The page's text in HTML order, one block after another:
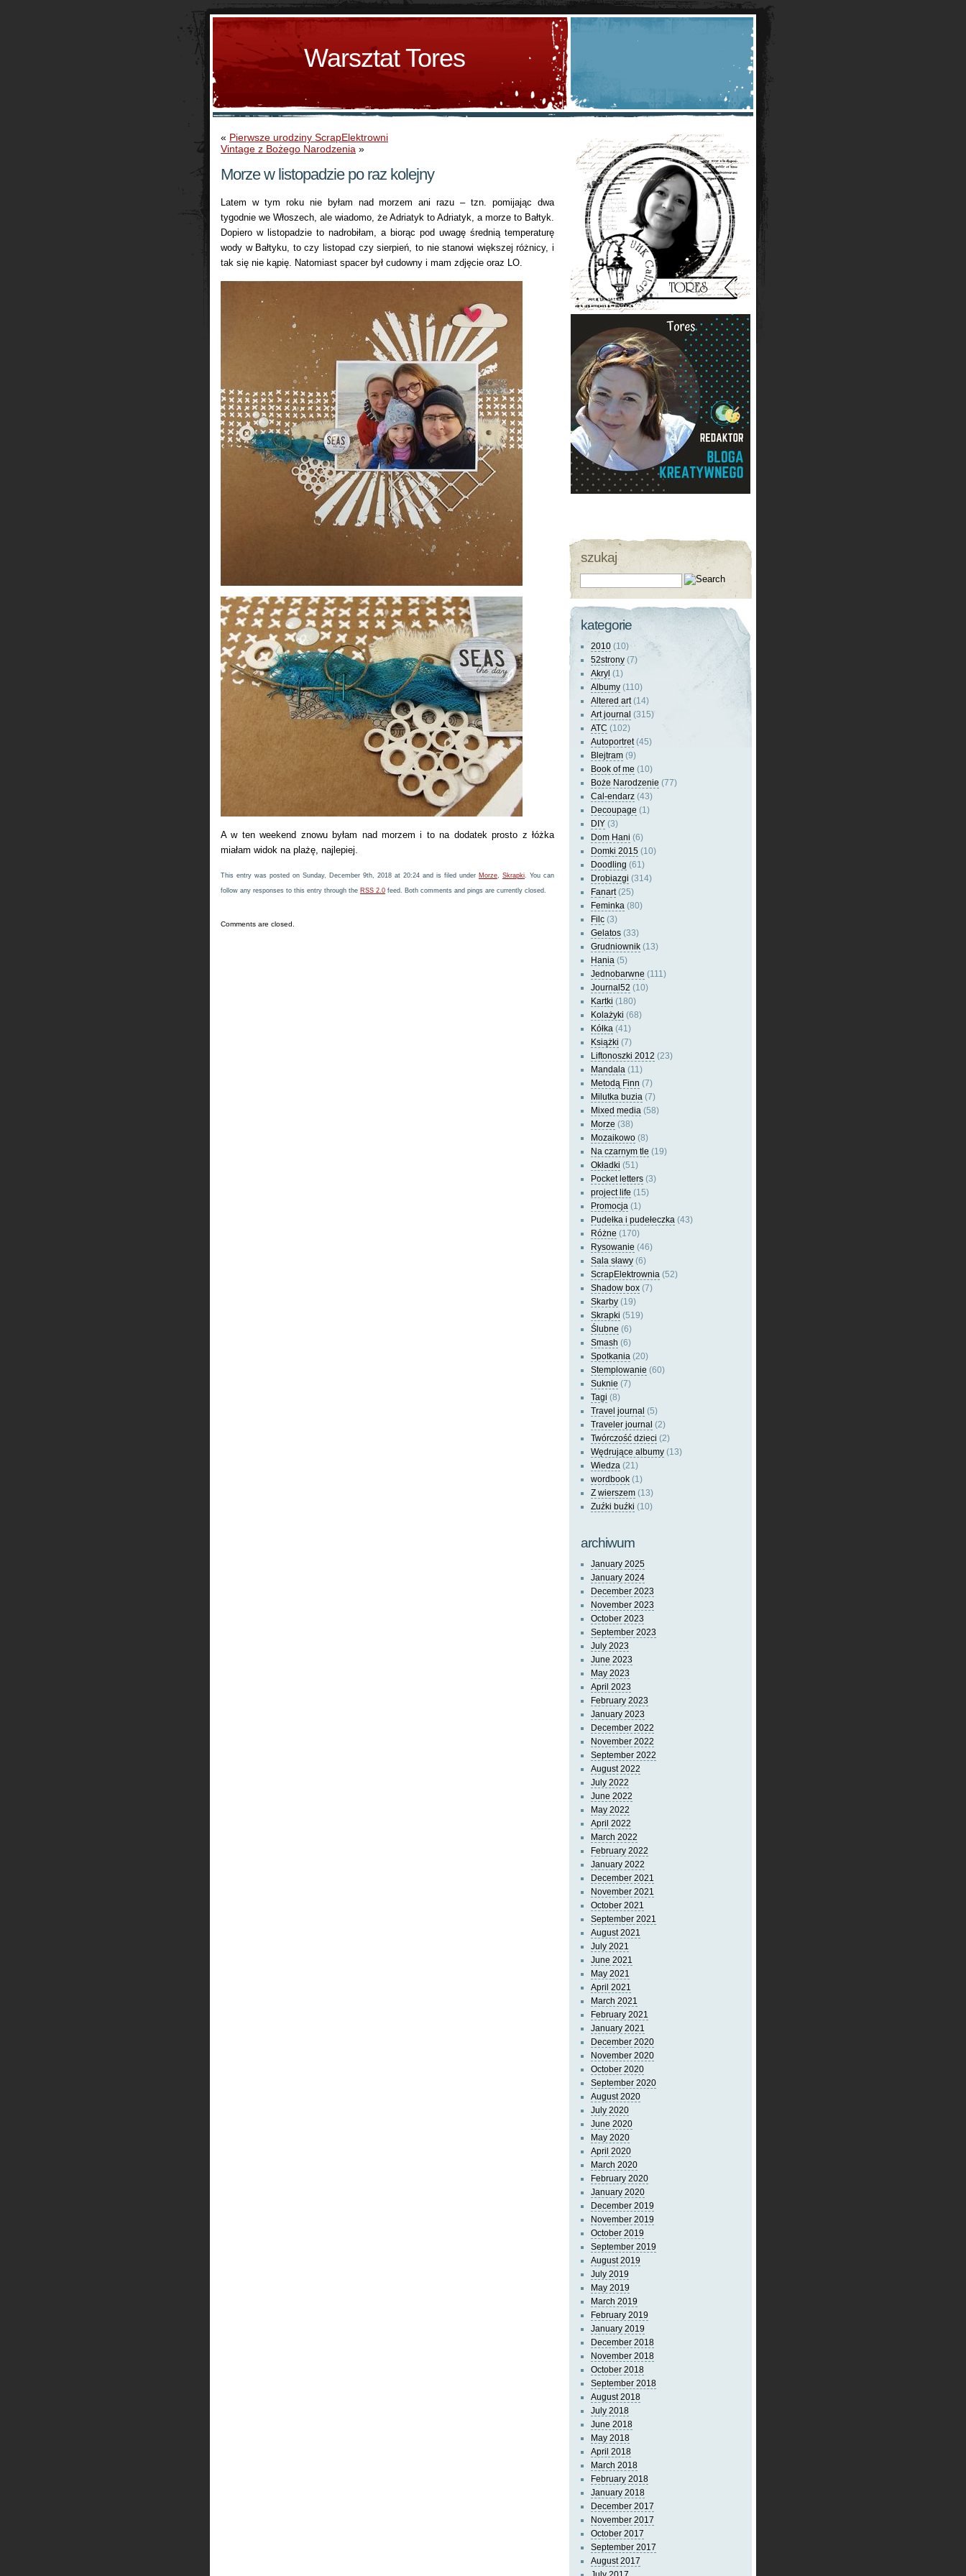
Warsztat Tores
« Pierwsze urodziny ScrapElektrowni
Vintage z Bożego Narodzenia »
Morze w listopadzie po raz kolejny
Latem w tym roku nie byłam nad morzem ani razu – tzn. pomijając dwa
tygodnie we Włoszech, ale wiadomo, że Adriatyk to Adriatyk, a morze to Bałtyk.
Dopiero w listopadzie to nadrobiłam, a biorąc pod uwagę średnią temperaturę
wody w Bałtyku, to czy listopad czy sierpień, to nie stanowi większej różnicy, i
tak się nie kąpię. Natomiast spacer był cudowny i mam zdjęcie oraz LO.
A w ten weekend znowu byłam nad morzem i to na dodatek prosto z łóżka
miałam widok na plażę, najlepiej.
This entry was posted on Sunday, December 9th, 2018 at 20:24 and is filed under Morze, Skrapki. You can
follow any responses to this entry through the RSS 2.0 feed. Both comments and pings are currently closed.
Comments are closed.
szukaj
kategorie
2010 (10)
52strony (7)
Akryl (1)
Albumy (110)
Altered art(14)
Art journal (315)
ATC (102)
Autoportret(45)
Blejtram (9)
Book of me (10)
Boże Narodzenie (77)
Cal-endarz (43)
Decoupage (1)
DIY (3)
Dom Hani (6)
Domki 2015 (10)
Doodling (61)
Drobiazgi (314)
Fanart(25)
Feminka (80)
Filc (3)
Gelatos (33)
Grudniownik (13)
Hania (5)
Jednobarwne (111)
Journal52 (10)
Kartki (180)
Kolażyki (68)
Kółka (41)
Książki (7)
Liftonoszki 2012 (23)
Mandala (11)
Metodą Finn (7)
Milutka buzia (7)
Mixed media (58)
Morze (38)
Mozaikowo (8)
Na czarnym tle (19)
Okładki (51)
Pocket letters (3)
project life (15)
Promocja (1)
Pudełka i pudełeczka (43)
Różne (170)
Rysowanie (46)
Sala sławy (6)
ScrapElektrownia (52)
Shadow box (7)
Skarby (19)
Skrapki (519)
Ślubne (6)
Smash (6)
Spotkania (20)
Stemplowanie (60)
Suknie (7)
Tagi (8)
Travel journal (5)
Traveler journal (2)
Twórczość dzieci (2)
Wędrujące albumy (13)
Wiedza (21)
wordbook (1)
Z wierszem (13)
Zuźki buźki (10)
archiwum
January 2025
January 2024
December 2023
November 2023
October 2023
September 2023
July 2023
June 2023
May 2023
April 2023
February 2023
January 2023
December 2022
November 2022
September 2022
August 2022
July 2022
June 2022
May 2022
April 2022
March 2022
February 2022
January 2022
December 2021
November 2021
October 2021
September 2021
August 2021
July 2021
June 2021
May 2021
April 2021
March 2021
February 2021
January 2021
December 2020
November 2020
October 2020
September 2020
August 2020
July 2020
June 2020
May 2020
April 2020
March 2020
February 2020
January 2020
December 2019
November 2019
October 2019
September 2019
August 2019
July 2019
May 2019
March 2019
February 2019
January 2019
December 2018
November 2018
October 2018
September 2018
August 2018
July 2018
June 2018
May 2018
April 2018
March 2018
February 2018
January 2018
December 2017
November 2017
October 2017
September 2017
August 2017